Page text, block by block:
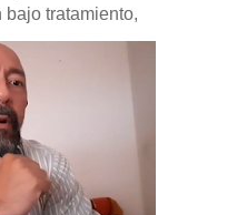
tratamiento,